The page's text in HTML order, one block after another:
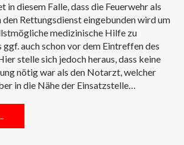
in diesem Falle, dass die Feuerwehr als
Rettungsdienst eingebunden wird um
medizinische Hilfe zu
auch schon vor dem Eintreffen des
stelle sich jedoch heraus, dass keine
nötig war als den Notarzt, welcher
in die Nähe der Einsatzstelle…